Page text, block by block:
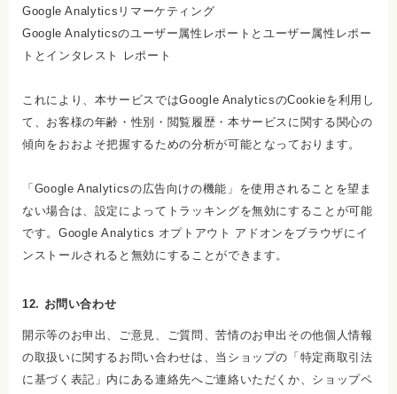
Google Analyticsリマーケティング
Google Analyticsのユーザー属性レポートとユーザー属性レポー
トとインタレスト レポート
これにより、本サービスではGoogle AnalyticsのCookieを利用し
て、お客様の年齢・性別・閲覧履歴・本サービスに関する関心の
傾向をおおよそ把握するための分析が可能となっております。
「Google Analyticsの広告向けの機能」を使用されることを望ま
ない場合は、設定によってトラッキングを無効にすることが可能
です。Google Analytics オプトアウト アドオンをブラウザにイ
ンストールされると無効にすることができます。
12. お問い合わせ
開示等のお申出、ご意見、ご質問、苦情のお申出その他個人情報
の取扱いに関するお問い合わせは、当ショップの「特定商取引法
に基づく表記」内にある連絡先へご連絡いただくか、ショップペ